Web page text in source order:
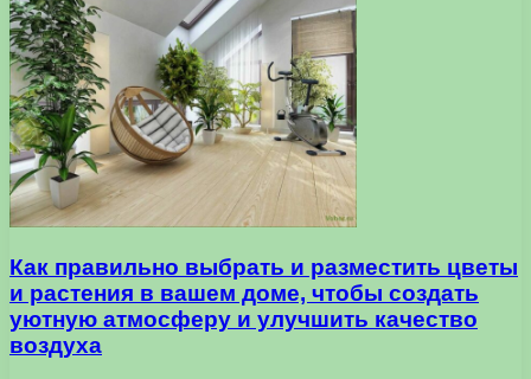
Как правильно выбрать и разместить цветы
и растения в вашем доме, чтобы создать
уютную атмосферу и улучшить качество
воздуха